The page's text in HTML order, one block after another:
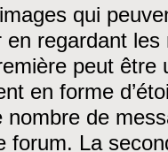
qui
en regardant
peut être
en forme
nombre de
forum. La